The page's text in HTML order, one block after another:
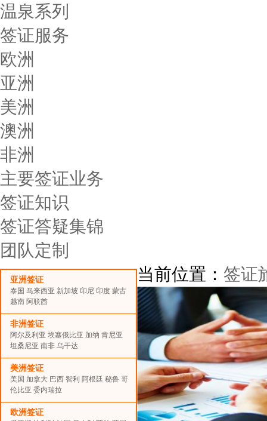
温泉系列
签证服务
欧洲
亚洲
美洲
澳洲
非洲
主要签证业务
签证知识
签证答疑集锦
团队定制
亚洲签证
泰国 马来西亚 新加坡 印尼 印度 蒙古
越南 阿联酋
非洲签证
阿尔及利亚 埃塞俄比亚 加纳 肯尼亚
坦桑尼亚 南非 乌干达
美洲签证
美国 加拿大 巴西 智利 阿根廷 秘鲁 哥
伦比亚 委内瑞拉
欧洲签证
当前位置： 签证